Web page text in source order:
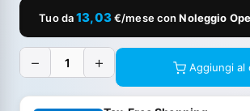
Tuo da13,03€/mese conNoleggio
− + Aggiungi al